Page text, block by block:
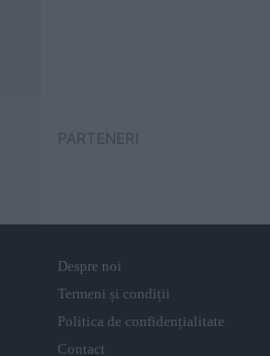
PARTENERI
Despre noi
Termeni și condiții
Politica de confidențialitate
Contact